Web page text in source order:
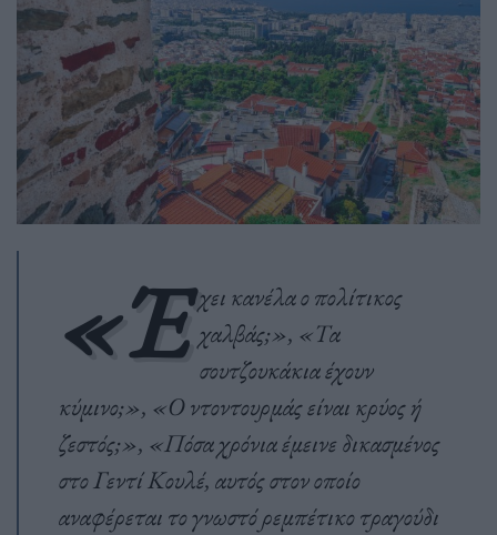
«Έ χει κανέλα ο πολίτικος
χαλβάς;», «Τα
σουτζουκάκια έχουν
κύμινο;», «Ο ντοντουρμάς είναι κρύος ή
ζεστός;», «Πόσα χρόνια έμεινε δικασμένος
στο Γεντί Κουλέ, αυτός στον οποίο
αναφέρεται το γνωστό ρεμπέτικο τραγούδι